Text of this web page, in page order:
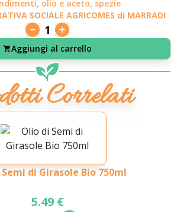
olio e aceto, spezie
SOCIALE AGRICOMES di MARRADI
1
Aggiungi al carrello
Correlati
di Girasole Bio 750ml
5.49 €